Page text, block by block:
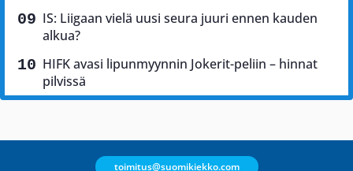
IS: Liigaan vielä uusi seura juuri ennen kauden
alkua?
HIFK avasi lipunmyynnin Jokerit-peliin – hinnat
pilvissä
toimitus@suomikiekko.com